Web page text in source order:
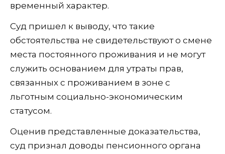
временный характер.
Суд пришел к выводу, что такие
обстоятельства не свидетельствуют о смене
места постоянного проживания и не могут
служить основанием для утраты прав,
связанных с проживанием в зоне с
льготным социально-экономическим
статусом.
Оценив представленные доказательства,
суд признал доводы пенсионного органа